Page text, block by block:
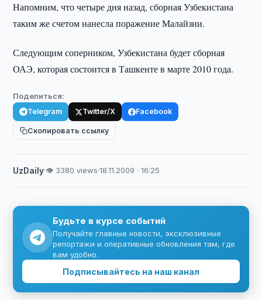
Напомним, что четыре дня назад, сборная Узбекистана
таким же счетом нанесла поражение Малайзии.
Следующим соперником, Узбекистана будет сборная
ОАЭ, которая состоится в Ташкенте в марте 2010 года.
Поделиться:
Telegram Twitter/X Facebook
Скопировать ссылку
UzDaily·👁 3380 views·18.11.2009 · 16:25
Будьте в курсе событий
Получайте главные новости, эксклюзивные
репортажи и оперативные обновления там, где
вам удобно.
Подписывайтесь на наш канал